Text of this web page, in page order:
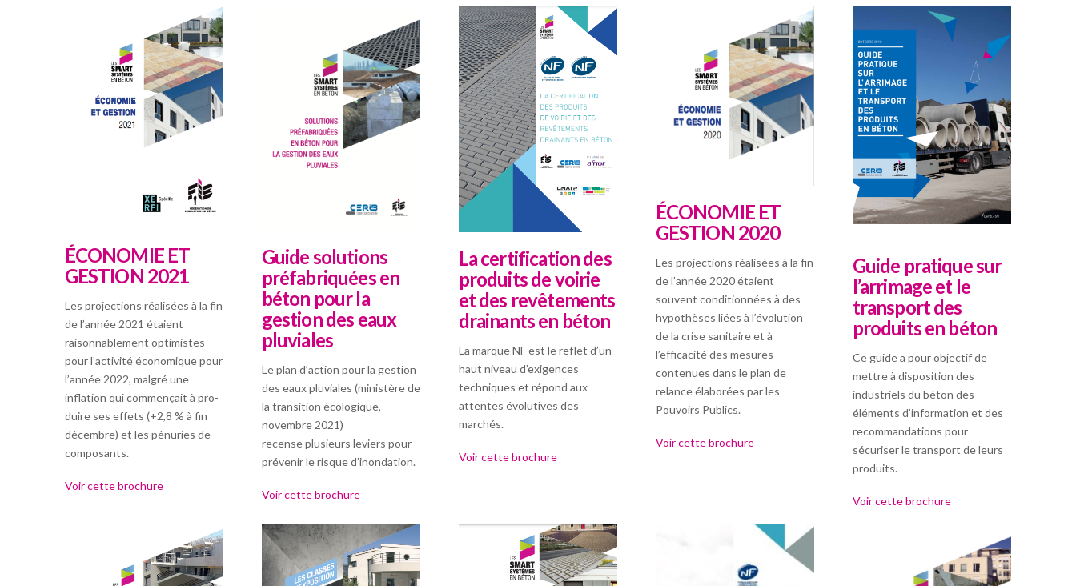
ÉCONOMIE ET
GESTION 2021
Les projections réalisées à la fin
de l’année 2021 étaient
raisonnablement optimistes
pour l’activité économique pour
l’année 2022, malgré une
inflation qui commençait à pro-
duire ses effets (+2,8 % à fin
décembre) et les pénuries de
composants.
Voir cette brochure
Guide solutions
préfabriquées en
béton pour la
gestion des eaux
pluviales
Le plan d’action pour la gestion
des eaux pluviales (ministère de
la transition écologique,
novembre 2021)
recense plusieurs leviers pour
prévenir le risque d’inondation.
Voir cette brochure
La certification des
produits de voirie
et des revêtements
drainants en béton
La marque NF est le reflet d’un
haut niveau d’exigences
techniques et répond aux
attentes évolutives des
marchés.
Voir cette brochure
ÉCONOMIE ET
GESTION 2020
Les projections réalisées à la fin
de l’année 2020 étaient
souvent conditionnées à des
hypothèses liées à l’évolution
de la crise sanitaire et à
l’efficacité des mesures
contenues dans le plan de
relance élaborées par les
Pouvoirs Publics.
Voir cette brochure
Guide pratique sur
l’arrimage et le
transport des
produits en béton
Ce guide a pour objectif de
mettre à disposition des
industriels du béton des
éléments d’information et des
recommandations pour
sécuriser le transport de leurs
produits.
Voir cette brochure